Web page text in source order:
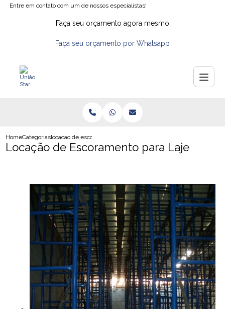
Entre em contato com um de nossos especialistas!
Faça seu orçamento agora mesmo
Faça seu orçamento por Whatsapp
HomeCategoriaslocacao de escoramento para laje
Locação de Escoramento para Laje